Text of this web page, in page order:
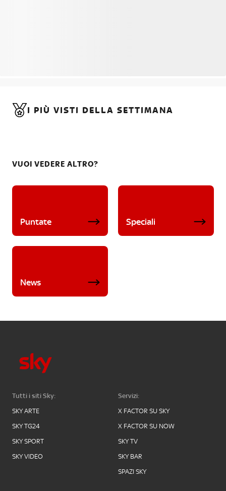
I PIÙ VISTI DELLA SETTIMANA
VUOI VEDERE ALTRO?
Puntate Speciali
News
Tutti i siti Sky:
SKY ARTE
SKY TG24
SKY SPORT
SKY VIDEO
Servizi:
X FACTOR SU SKY
X FACTOR SU NOW
SKY TV
SKY BAR
SPAZI SKY